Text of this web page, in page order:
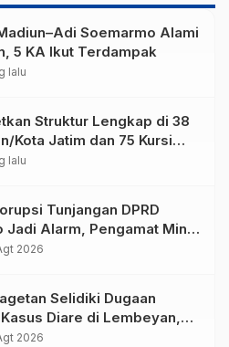
Soemarmo Alami
5 KA Ikut Terdampak
lalu
Struktur Lengkap di 38
Kota Jatim dan 75 Kursi
Pemilu 2029
lalu
Tunjangan DPRD
Jadi Alarm, Pengamat Minta
Tata Kelola
2026
Selidiki Dugaan
Diare di Lembeyan,
Epidemiologi
2026